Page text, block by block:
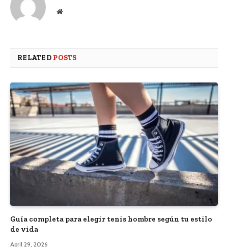
Website
RELATED POSTS
Guía completa para elegir tenis hombre según tu estilo
de vida
April 29, 2026